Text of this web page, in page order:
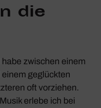
die
zwischen einem
geglückten
oft vorziehen.
erlebe ich bei